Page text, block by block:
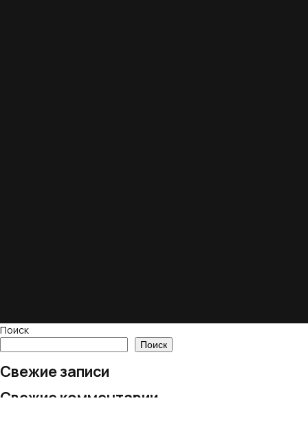
Поиск
Поиск
Свежие записи
Свежие комментарии